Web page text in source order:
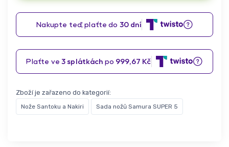
Zboží je zařazeno do kategorií:
Nože Santoku a Nakiri Sada nožů Samura SUPER 5